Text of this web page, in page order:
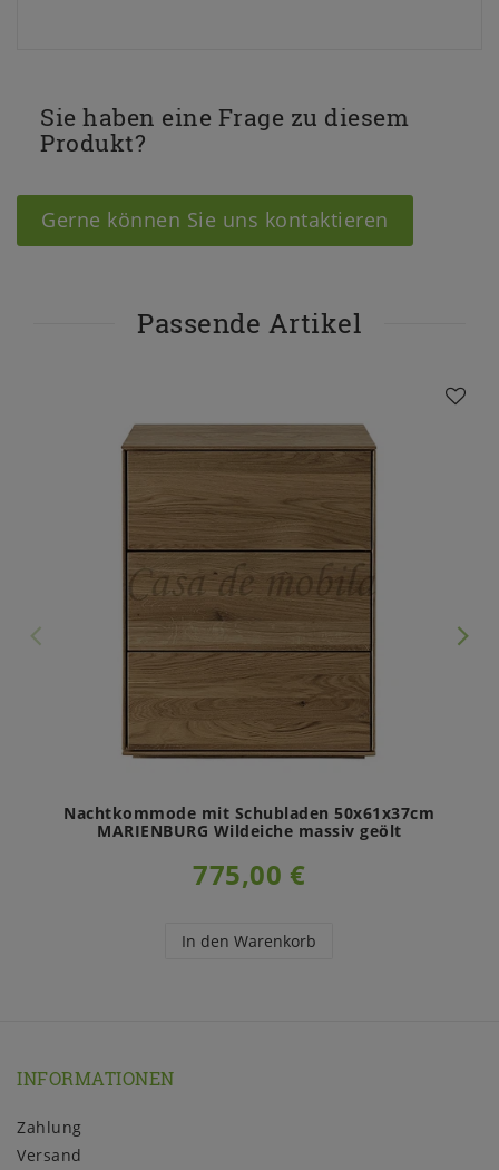
Sie haben eine Frage zu diesem
Produkt?
Gerne können Sie uns kontaktieren
Passende Artikel
Nachtkommode mit Schubladen 50x61x37cm
MARIENBURG Wildeiche massiv geölt
775,00 €
In den Warenkorb
INFORMATIONEN
Zahlung
Versand